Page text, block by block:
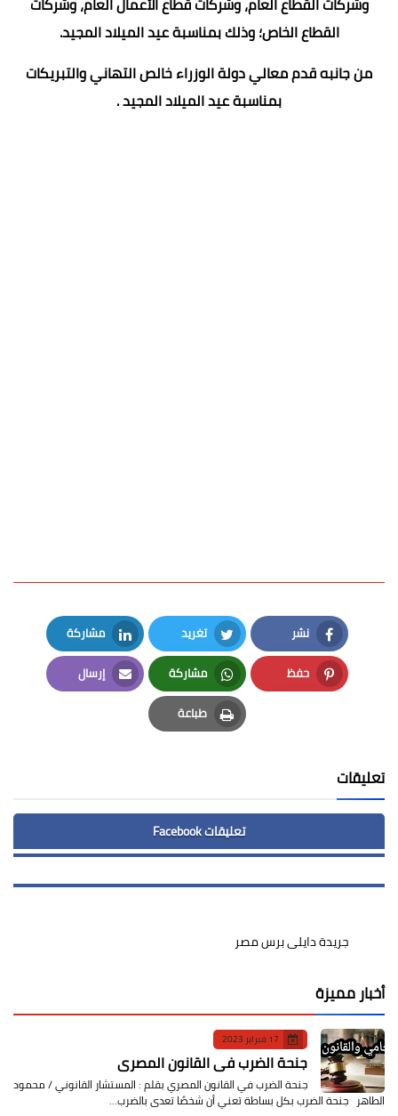
القطاع الخاص؛ وذلك بمناسبة عيد الميلاد المجيد.
من جانبه قدم معالي دولة الوزراء خالص التهاني والتبريكات
بمناسبة عيد الميلاد المجيد .
نشر
Facebook
تغريد
Twitter
مشاركة
LinkedIn
حفظ
Pinterest
مشاركة
Whatsapp
إرسال
Email
طباعة
Print
تعليقات
تعليقات Facebook
جريدة دايلى برس مصر
أخبار مميزة
17 فبراير 2023
جنحة الضرب في القانون المصري
جنحة الضرب في القانون المصري بقلم : المستشار القانوني / محمود
الطاهر جنحة الضرب بكل بساطة تعني أن شخصًا تعدى بالضرب…